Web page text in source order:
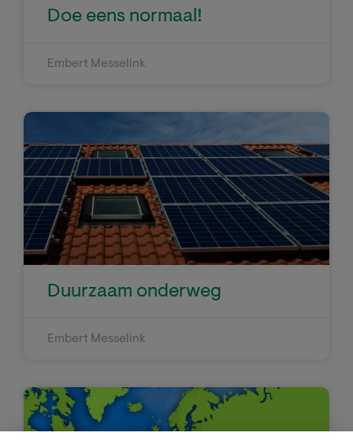
Doe eens normaal!
Embert Messelink
Duurzaam onderweg
Embert Messelink